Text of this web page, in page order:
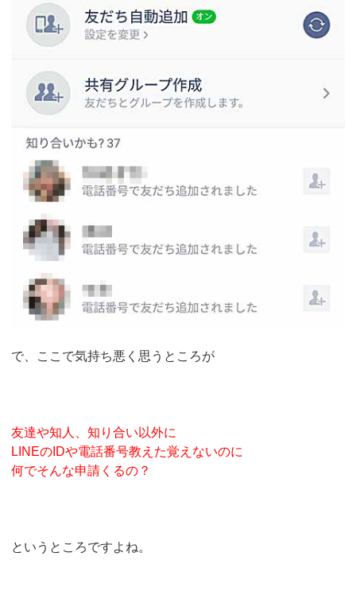
で、ここで気持ち悪く思うところが
友達や知人、知り合い以外に
LINEのIDや電話番号教えた覚えないのに
何でそんな申請くるの？
というところですよね。